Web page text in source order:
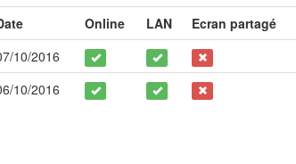
Online LAN
Ecran partagé
10/2016
10/2016